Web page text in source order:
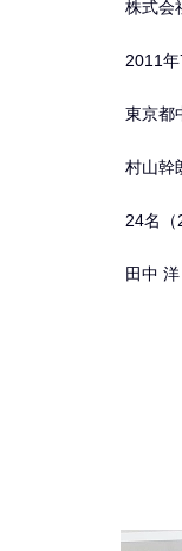
株式会
2011
東京都
村山幹
24名（
田中